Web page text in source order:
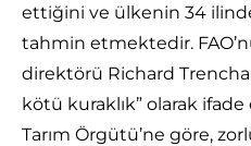
ettiğini ve ülkenin 34
tahmin etmektedir.
direktörü Richard
kötü kuraklık” olarak ifade
Tarım Örgütü’ne göre,